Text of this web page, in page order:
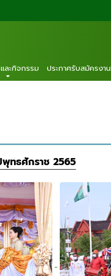
ละกิจกรรม ประกาศรับสมัครงาน
ทธศักราช 2565